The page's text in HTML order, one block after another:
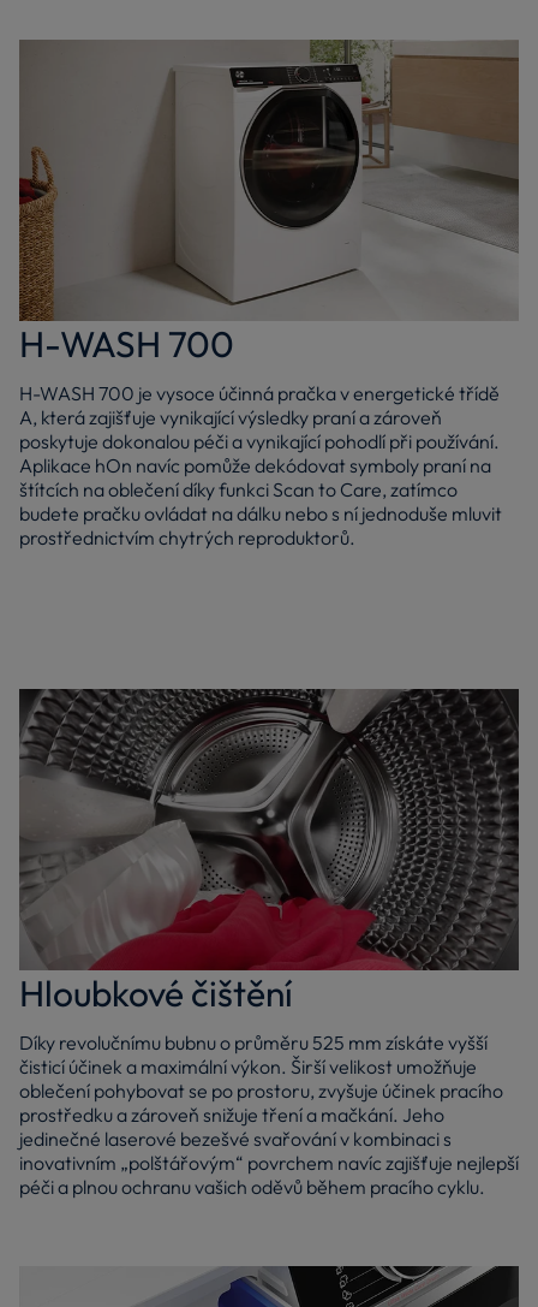
H-WASH 700
H-WASH 700 je vysoce účinná pračka v energetické třídě
A, která zajišťuje vynikající výsledky praní a zároveň
poskytuje dokonalou péči a vynikající pohodlí při používání.
Aplikace hOn navíc pomůže dekódovat symboly praní na
štítcích na oblečení díky funkci Scan to Care, zatímco
budete pračku ovládat na dálku nebo s ní jednoduše mluvit
prostřednictvím chytrých reproduktorů.
Hloubkové čištění
Díky revolučnímu bubnu o průměru 525 mm získáte vyšší
čisticí účinek a maximální výkon. Širší velikost umožňuje
oblečení pohybovat se po prostoru, zvyšuje účinek pracího
prostředku a zároveň snižuje tření a mačkání. Jeho
jedinečné laserové bezešvé svařování v kombinaci s
inovativním „polštářovým“ povrchem navíc zajišťuje nejlepší
péči a plnou ochranu vašich oděvů během pracího cyklu.